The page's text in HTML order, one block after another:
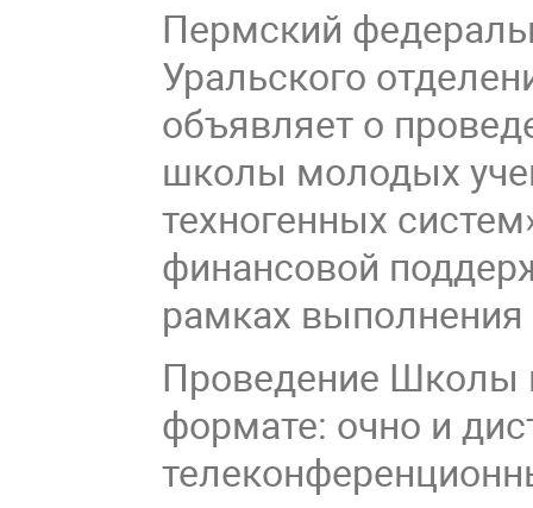
Пермский
Уральского
объявляет о
школы молодых
техногенных
финансовой
рамках
Проведение Школы
формате: очно и